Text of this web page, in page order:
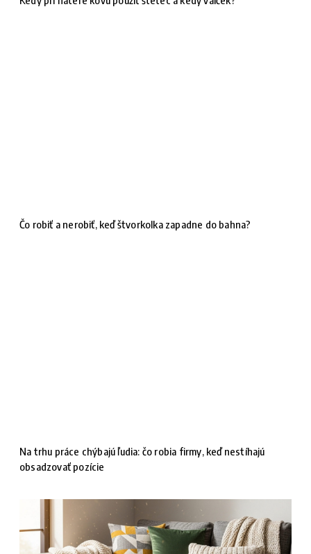
Čo robiť a nerobiť, keď štvorkolka zapadne do bahna?
Na trhu práce chýbajú ľudia: čo robia firmy, keď nestíhajú
obsadzovať pozície